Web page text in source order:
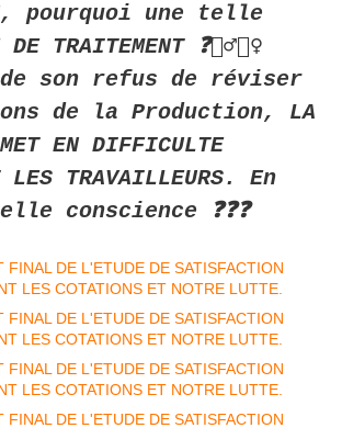
pourquoi une telle
TRAITEMENT ❓👷‍♂️👷‍♀️
son refus de réviser
de la Production, LA
EN DIFFICULTE
TRAVAILLEURS. En
conscience ❓❓❓